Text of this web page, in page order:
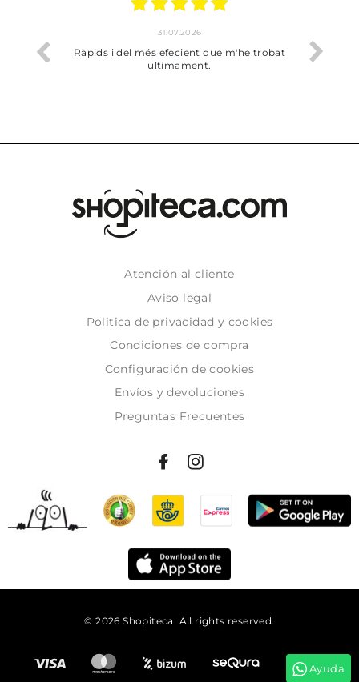
del més efecient que m'he trobat
ultimament.
Bien pero soy de Vilafranca
dejado recoger en
Atención al cliente
Aviso legal
Politica de privacidad y cookies
Condiciones de compra
Configuración de cookies
Envíos y devoluciones
Preguntas Frecuentes
© 2026 Shopiteca. All rights reserved.
Ayuda